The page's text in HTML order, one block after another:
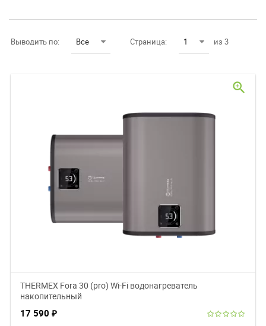
Выводить по: Все Страница: 1 из 3
THERMEX Fora 30 (pro) Wi-Fi водонагреватель
накопительный
17 590 ₽
zoom_in